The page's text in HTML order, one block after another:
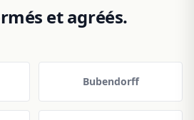
et agréés.
Bubendorff